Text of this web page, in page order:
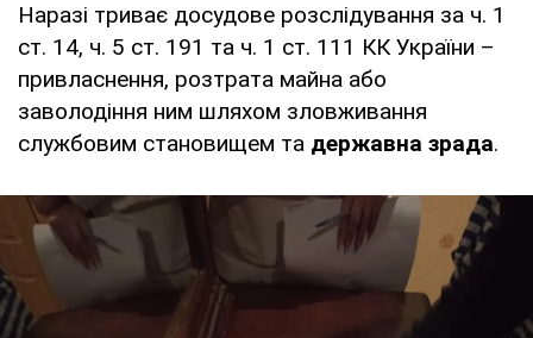
Наразі триває досудове розслідування за ч. 1
ст. 14, ч. 5 ст. 191 та ч. 1 ст. 111 КК України –
привласнення, розтрата майна або
заволодіння ним шляхом зловживання
службовим становищем та державна зрада.